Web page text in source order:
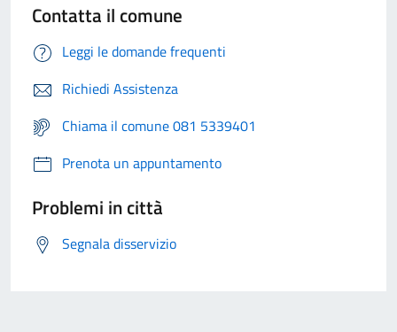
Contatta il comune
Leggi le domande frequenti
Richiedi Assistenza
Chiama il comune 081 5339401
Prenota un appuntamento
Problemi in città
Segnala disservizio